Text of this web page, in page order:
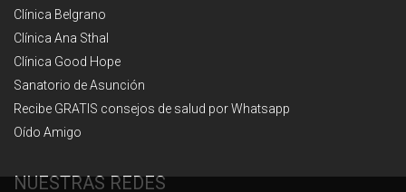
Clínica Belgrano
Clínica Ana Sthal
Clínica Good Hope
Sanatorio de Asunción
Recibe GRATIS consejos de salud por Whatsapp
Oído Amigo
NUESTRAS REDES